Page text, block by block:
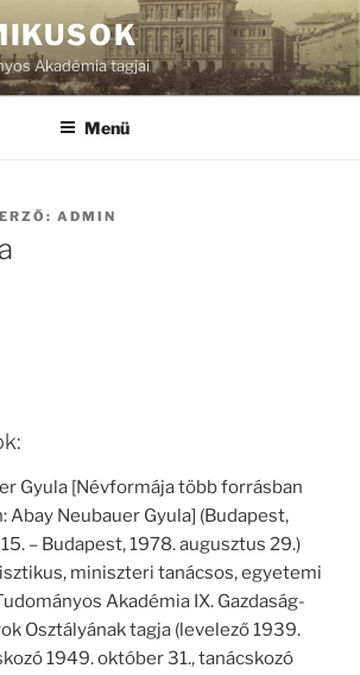
Akadémia tagjai
Menü
ADMIN
Gyula [Névformája több forrásban
Abay Neubauer Gyula] (Budapest,
– Budapest, 1978. augusztus 29.)
miniszteri tanácsos, egyetemi
Akadémia IX. Gazdaság-
Osztályának tagja (levelező 1939.
1949. október 31., tanácskozó